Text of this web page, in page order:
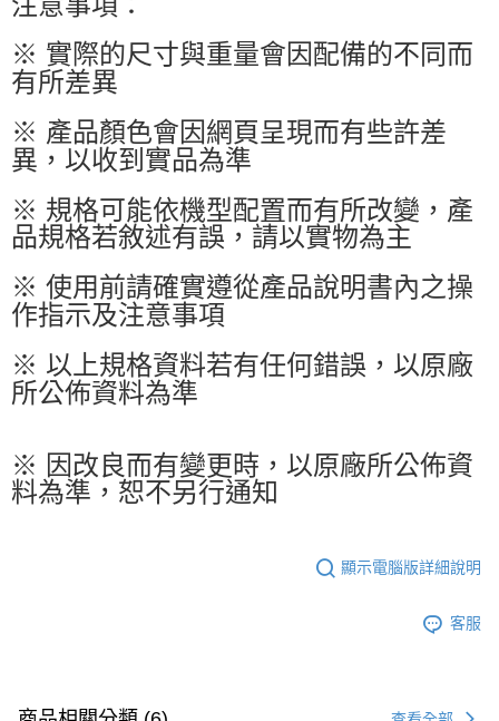
※ 實際的尺寸與重量會因配備的不同而
有所差異
※ 產品顏色會因網頁呈現而有些許差
異，以收到實品為準
※ 規格可能依機型配置而有所改變，產
品規格若敘述有誤，請以實物為主
※ 使用前請確實遵從產品說明書內之操
作指示及注意事項
※ 以上規格資料若有任何錯誤，以原廠
所公佈資料為準
※ 因改良而有變更時，以原廠所公佈資
料為準，恕不另行通知
顯示電腦版詳細說明
客服